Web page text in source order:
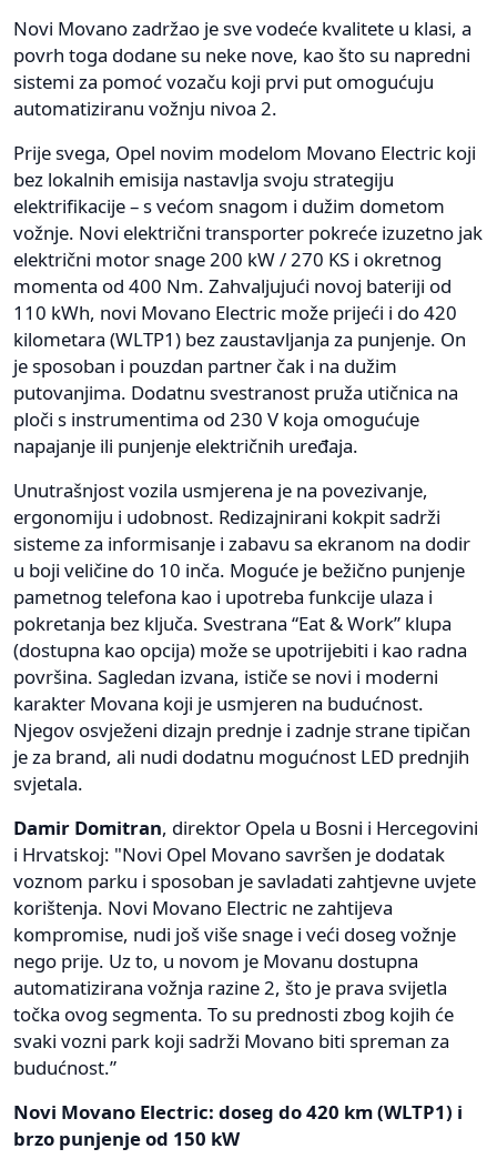
Novi Movano zadržao je sve vodeće kvalitete u klasi, a
povrh toga dodane su neke nove, kao što su napredni
sistemi za pomoć vozaču koji prvi put omogućuju
automatiziranu vožnju nivoa 2.
Prije svega, Opel novim modelom Movano Electric koji
bez lokalnih emisija nastavlja svoju strategiju
elektrifikacije – s većom snagom i dužim dometom
vožnje. Novi električni transporter pokreće izuzetno jak
električni motor snage 200 kW / 270 KS i okretnog
momenta od 400 Nm. Zahvaljujući novoj bateriji od
110 kWh, novi Movano Electric može prijeći i do 420
kilometara (WLTP1) bez zaustavljanja za punjenje. On
je sposoban i pouzdan partner čak i na dužim
putovanjima. Dodatnu svestranost pruža utičnica na
ploči s instrumentima od 230 V koja omogućuje
napajanje ili punjenje električnih uređaja.
Unutrašnjost vozila usmjerena je na povezivanje,
ergonomiju i udobnost. Redizajnirani kokpit sadrži
sisteme za informisanje i zabavu sa ekranom na dodir
u boji veličine do 10 inča. Moguće je bežično punjenje
pametnog telefona kao i upotreba funkcije ulaza i
pokretanja bez ključa. Svestrana “Eat & Work” klupa
(dostupna kao opcija) može se upotrijebiti i kao radna
površina. Sagledan izvana, ističe se novi i moderni
karakter Movana koji je usmjeren na budućnost.
Njegov osvježeni dizajn prednje i zadnje strane tipičan
je za brand, ali nudi dodatnu mogućnost LED prednjih
svjetala.
Damir Domitran, direktor Opela u Bosni i Hercegovini
i Hrvatskoj: "Novi Opel Movano savršen je dodatak
voznom parku i sposoban je savladati zahtjevne uvjete
korištenja. Novi Movano Electric ne zahtijeva
kompromise, nudi još više snage i veći doseg vožnje
nego prije. Uz to, u novom je Movanu dostupna
automatizirana vožnja razine 2, što je prava svijetla
točka ovog segmenta. To su prednosti zbog kojih će
svaki vozni park koji sadrži Movano biti spreman za
budućnost.”
Novi Movano Electric: doseg do 420 km (WLTP1) i
brzo punjenje od 150 kW